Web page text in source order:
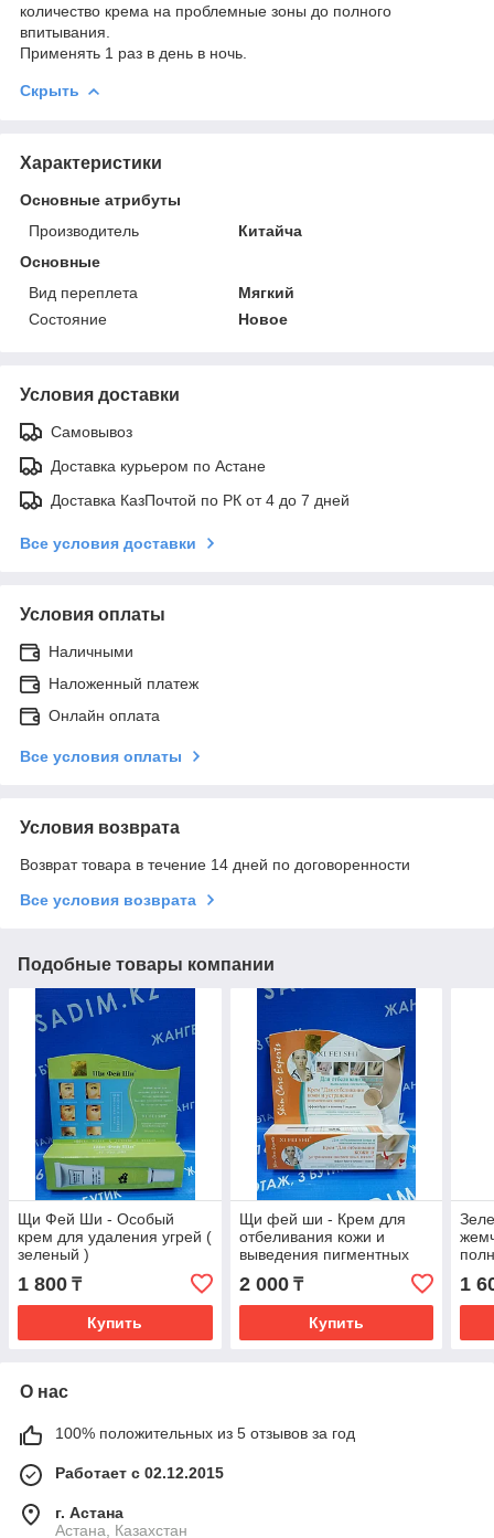
количество крема на проблемные зоны до полного
впитывания.
Применять 1 раз в день в ночь.
Скрыть
Характеристики
Основные атрибуты
Производитель
Китайча
Основные
Вид переплета
Мягкий
Состояние
Новое
Условия доставки
Самовывоз
Доставка курьером по Астане
Доставка КазПочтой по РК от 4 до 7 дней
Все условия доставки
Условия оплаты
Наличными
Наложенный платеж
Онлайн оплата
Все условия оплаты
Условия возврата
Возврат товара в течение 14 дней по договоренности
Все условия возврата
Подобные товары компании
Щи Фей Ши - Особый
крем для удаления угрей (
зеленый )
1 800 ₸
Купить
Щи фей ши - Крем для
отбеливания кожи и
выведения пигментных
2 000₸
Купить
1
О нас
100% положительных из 5 отзывов за год
Работает с 02.12.2015
г. Астана
Астана, Казахстан